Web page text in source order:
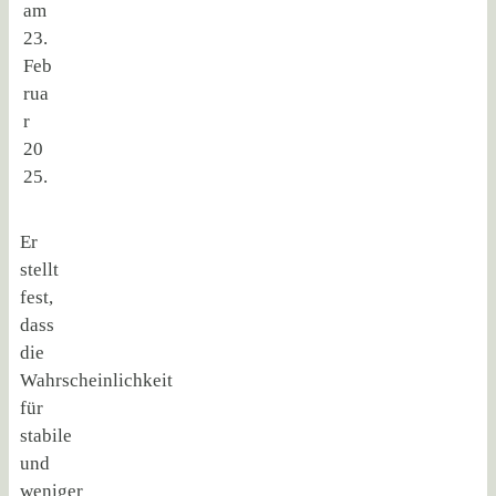
am
23.
Feb
rua
r
20
25.
Er
stellt
fest,
dass
die
Wahrscheinlichkeit
für
stabile
und
weniger